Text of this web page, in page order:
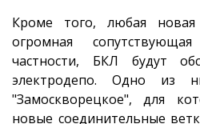
Кроме того, любая
огромная
частности, БКЛ будут
электродепо. Одно из
"Замоскворецкое", для
новые соединительные